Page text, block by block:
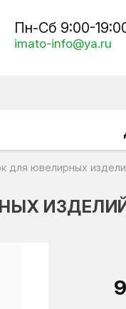
Пн-Сб 9:00-
imato-info@ya.ru
для ювелирных